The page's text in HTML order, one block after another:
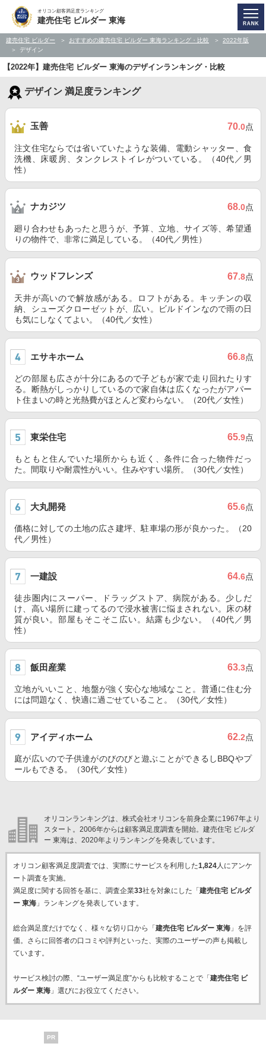
オリコン顧客満足度ランキング
建売住宅 ビルダー 東海
建売住宅 ビルダー おすすめの建売住宅 ビルダー 東海ランキング・比較
2022年版
デザイン
【2022年】建売住宅 ビルダー 東海のデザインランキング・比較
デザイン 満足度ランキング
玉善 70.0点
注文住宅ならでは省いていたような装備、電動シャッター、食
洗機、床暖房、タンクレストイレがついている。（40代／男
性）
ナカジツ 68.0点
廻り合わせもあったと思うが、予算、立地、サイズ等、希望通
りの物件で、非常に満足している。（40代／男性）
ウッドフレンズ 67.8点
天井が高いので解放感がある。ロフトがある。キッチンの収
納、シューズクローゼットが、広い。ビルドインなので雨の日
も気にしなくてよい。（40代／女性）
エサキホーム 66.8点
どの部屋も広さが十分にあるので子どもが家で走り回れたりす
る。断熱がしっかりしているので家自体は広くなったがアパー
ト住まいの時と光熱費がほとんど変わらない。（20代／女性）
東栄住宅 65.9点
もともと住んでいた場所からも近く、条件に合った物件だっ
た。間取りや耐震性がいい。住みやすい場所。（30代／女性）
大丸開発 65.6点
価格に対しての土地の広さ建坪、駐車場の形が良かった。（20
代／男性）
一建設 64.6点
徒歩圏内にスーパー、ドラッグストア、病院がある。少しだ
け、高い場所に建ってるので浸水被害に悩まされない。床の材
質が良い。部屋もそこそこ広い。結露も少ない。（40代／男
性）
飯田産業 63.3点
立地がいいこと、地盤が強く安心な地域なこと。普通に住む分
には問題なく、快適に過ごせていること。（30代／女性）
アイディホーム 62.2点
庭が広いので子供達がのびのびと遊ぶことができるしBBQやプ
ールもできる。（30代／女性）
オリコンランキングは、株式会社オリコンを前身企業に1967年より
スタート。2006年からは顧客満足度調査を開始。建売住宅 ビルダ
ー 東海は、2020年よりランキングを発表しています。
オリコン顧客満足度調査では、実際にサービスを利用した1,824人にアンケ
ート調査を実施。
満足度に関する回答を基に、調査企業33社を対象にした「 建売住宅 ビルダ
ー 東海」ランキングを発表しています。
総合満足度だけでなく、様々な切り口から「 建売住宅 ビルダー 東海」を評
価。さらに回答者の口コミや評判といった、実際のユーザーの声も掲載し
ています。
サービス検討の際、“ユーザー満足度”からも比較することで「 建売住宅 ビ
ルダー 東海」選びにお役立てください。
PR